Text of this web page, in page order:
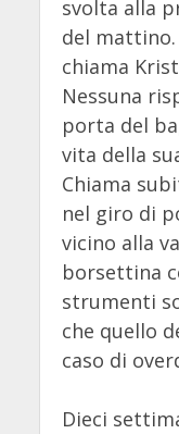
svolta alla
del mattino.
chiama
Nessuna
porta del
vita della
Chiama
nel giro di
vicino alla
borsettina
strumenti
che quello
caso di
Dieci